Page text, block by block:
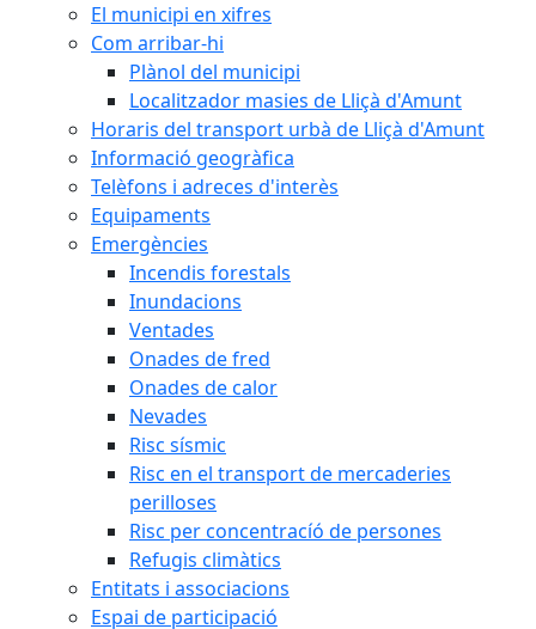
El municipi en xifres
Com arribar-hi
Plànol del municipi
Localitzador masies de Lliçà d'Amunt
Horaris del transport urbà de Lliçà d'Amunt
Informació geogràfica
Telèfons i adreces d'interès
Equipaments
Emergències
Incendis forestals
Inundacions
Ventades
Onades de fred
Onades de calor
Nevades
Risc sísmic
Risc en el transport de mercaderies
perilloses
Risc per concentracíó de persones
Refugis climàtics
Entitats i associacions
Espai de participació